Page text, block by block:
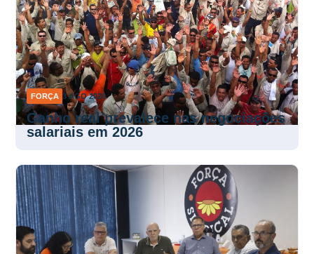
FORÇA 3 AGO 2026
Ganho real prevalece nas negociações
salariais em 2026